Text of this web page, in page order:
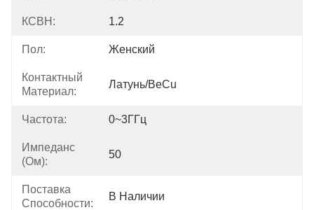
КСВН: 1.2
Пол: Женский
Контактный
Материал:
Латунь/BeCu
Частота: 0~3ГГц
Импеданс
(Ом):
50
Поставка
Способности:
В Наличии